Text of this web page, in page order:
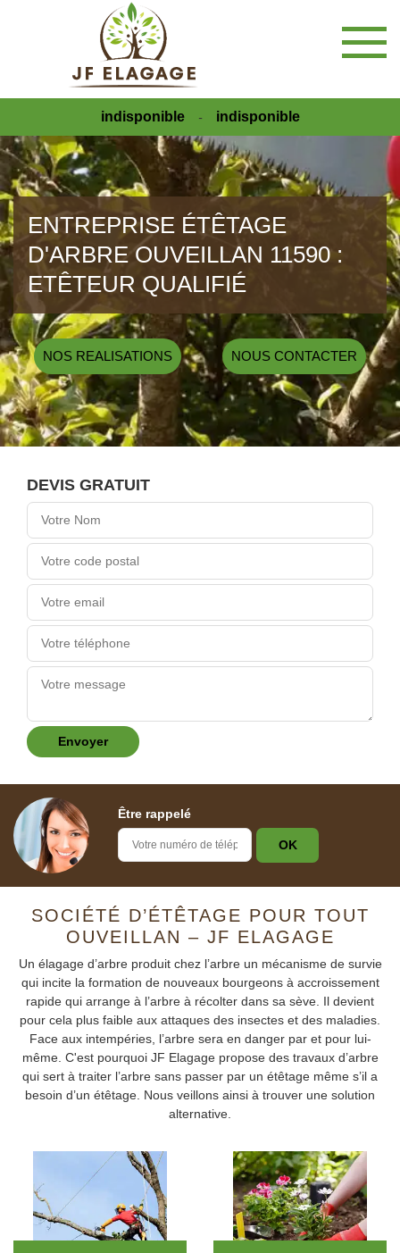
indisponible - indisponible
ENTREPRISE ÉTÊTAGE
D'ARBRE OUVEILLAN 11590 :
ETÊTEUR QUALIFIÉ
NOS REALISATIONS NOUS CONTACTER
DEVIS GRATUIT
Être rappelé
SOCIÉTÉ D’ÉTÊTAGE POUR TOUT
OUVEILLAN – JF ELAGAGE
Un élagage d’arbre produit chez l’arbre un mécanisme de survie
qui incite la formation de nouveaux bourgeons à accroissement
rapide qui arrange à l’arbre à récolter dans sa sève. Il devient
pour cela plus faible aux attaques des insectes et des maladies.
Face aux intempéries, l’arbre sera en danger par et pour lui-
même. C'est pourquoi JF Elagage propose des travaux d’arbre
qui sert à traiter l’arbre sans passer par un étêtage même s’il a
besoin d’un étêtage. Nous veillons ainsi à trouver une solution
alternative.